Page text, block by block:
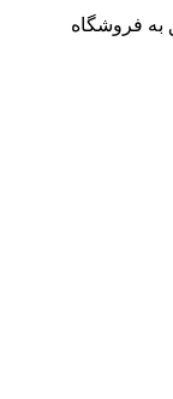
فروشگاه